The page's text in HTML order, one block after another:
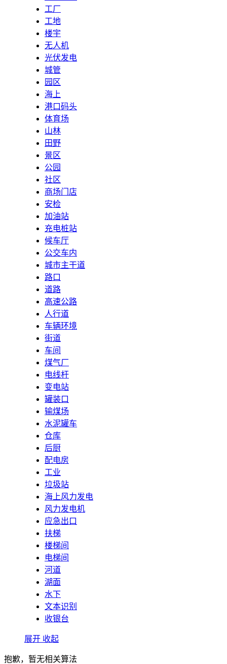
工厂
工地
楼宇
无人机
光伏发电
城管
园区
海上
港口码头
体育场
山林
田野
景区
公园
社区
商场门店
安检
加油站
充电桩站
候车厅
公交车内
城市主干道
路口
道路
高速公路
人行道
车辆环境
街道
车间
煤气厂
电线杆
变电站
罐装口
输煤场
水泥罐车
仓库
后厨
配电房
工业
垃圾站
海上风力发电
风力发电机
应急出口
扶梯
楼梯间
电梯间
河道
湖面
水下
文本识别
收银台
展开 收起
抱歉，暂无相关算法